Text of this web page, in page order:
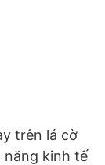
trên lá cờ
năng kinh tế